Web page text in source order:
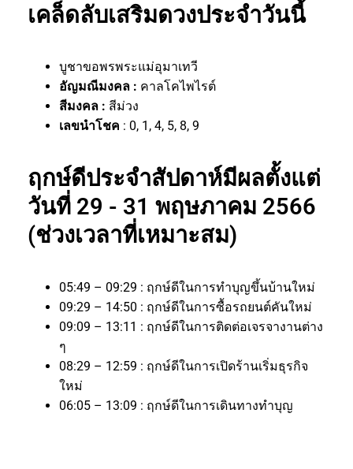
เคล็ดลับเสริมดวงประจำวันนี้
บูชาขอพรพระแม่อุมาเทวี
อัญมณีมงคล : คาลโคไพไรต์
สีมงคล : สีม่วง
เลขนำโชค : 0, 1, 4, 5, 8, 9
ฤกษ์ดีประจำสัปดาห์มีผลตั้งแต่
วันที่ 29 - 31 พฤษภาคม 2566
(ช่วงเวลาที่เหมาะสม)
05:49 – 09:29 : ฤกษ์ดีในการทำบุญขึ้นบ้านใหม่
09:29 – 14:50 : ฤกษ์ดีในการซื้อรถยนต์คันใหม่
09:09 – 13:11 : ฤกษ์ดีในการติดต่อเจรจางานต่าง
ๆ
08:29 – 12:59 : ฤกษ์ดีในการเปิดร้านเริ่มธุรกิจ
ใหม่
06:05 – 13:09 : ฤกษ์ดีในการเดินทางทำบุญ